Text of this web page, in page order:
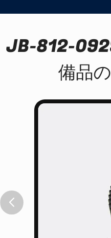
JB-812-
備品